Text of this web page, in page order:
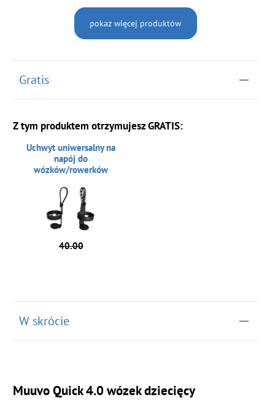
pokaż więcej produktów
Gratis
Z tym produktem otrzymujesz GRATIS:
Uchwyt uniwersalny na
napój do
wózków/rowerków
40.00
W skrócie
Muuvo Quick 4.0 wózek dziecięcy